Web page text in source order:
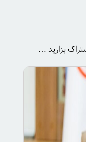
بزارید …